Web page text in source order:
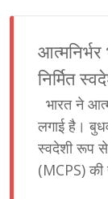
निर्मित
विशेषता
भारत ने
लगाई है।
स्वदेशी रूप से
(MCPS)